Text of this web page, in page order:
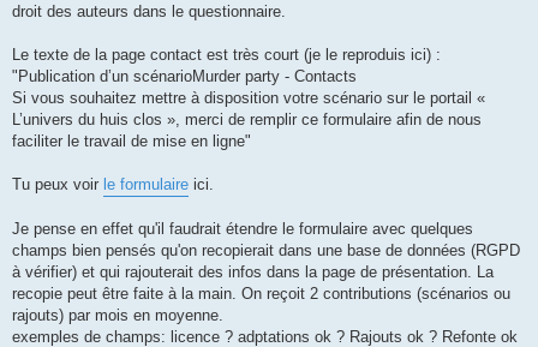
droit des auteurs dans le questionnaire.
Le texte de la page contact est très court (je le reproduis ici) :
"Publication d’un scénarioMurder party - Contacts
Si vous souhaitez mettre à disposition votre scénario sur le portail «
L’univers du huis clos », merci de remplir ce formulaire afin de nous
faciliter le travail de mise en ligne"
Tu peux voir le formulaire ici.
Je pense en effet qu'il faudrait étendre le formulaire avec quelques
champs bien pensés qu'on recopierait dans une base de données (RGPD
à vérifier) et qui rajouterait des infos dans la page de présentation. La
recopie peut être faite à la main. On reçoit 2 contributions (scénarios ou
rajouts) par mois en moyenne.
exemples de champs: licence ? adptations ok ? Rajouts ok ? Refonte ok